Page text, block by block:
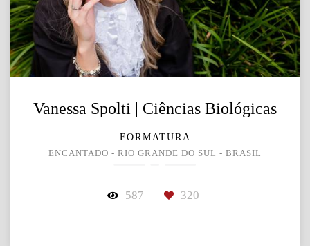
Vanessa Spolti | Ciências Biológicas
FORMATURA
ENCANTADO - RIO GRANDE DO SUL - BRASIL
587 320